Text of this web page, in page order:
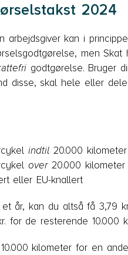
2024
arbejdsgiver kan i
men
godtgørelse. Bruger
disse, skal hele eller
indtil 20.000
over 20.000
eller EU-knallert
år, kan du altså få 3,79
for de resterende 10.000
kilometer for en